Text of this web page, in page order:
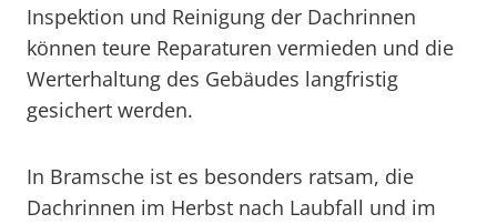
Inspektion und Reinigung der Dachrinnen
können teure Reparaturen vermieden und die
Werterhaltung des Gebäudes langfristig
gesichert werden.
In Bramsche ist es besonders ratsam, die
Dachrinnen im Herbst nach Laubfall und im